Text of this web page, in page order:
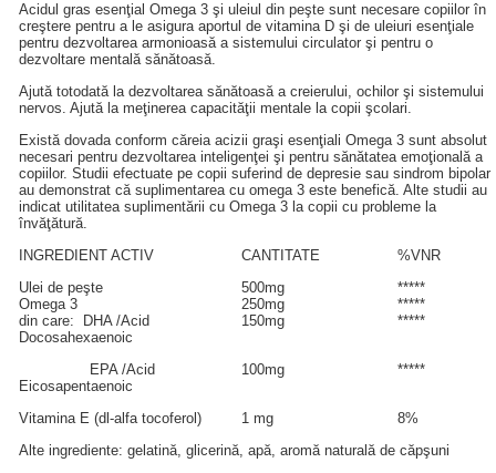
Acidul gras esenţial Omega 3 şi uleiul din peşte sunt necesare copiilor în
creştere pentru a le asigura aportul de vitamina D şi de uleiuri esenţiale
pentru dezvoltarea armonioasă a sistemului circulator şi pentru o
dezvoltare mentală sănătoasă.
Ajută totodată la dezvoltarea sănătoasă a creierului, ochilor şi sistemului
nervos. Ajută la meţinerea capacităţii mentale la copii şcolari.
Există dovada conform căreia acizii graşi esenţiali Omega 3 sunt absolut
necesari pentru dezvoltarea inteligenţei şi pentru sănătatea emoţională a
copiilor. Studii efectuate pe copii suferind de depresie sau sindrom bipolar
au demonstrat că suplimentarea cu omega 3 este benefică. Alte studii au
indicat utilitatea suplimentării cu Omega 3 la copii cu probleme la
învăţătură.
INGREDIENT ACTIV
CANTITATE
%VNR
Ulei de peşte
Omega 3
din care: DHA /Acid
Docosahexaenoic
500mg
250mg
150mg
*****
*****
*****
EPA /Acid
Eicosapentaenoic
100mg *****
Vitamina E (dl-alfa tocoferol) 1 mg
8%
Alte ingrediente: gelatină, glicerină, apă, aromă naturală de căpşuni